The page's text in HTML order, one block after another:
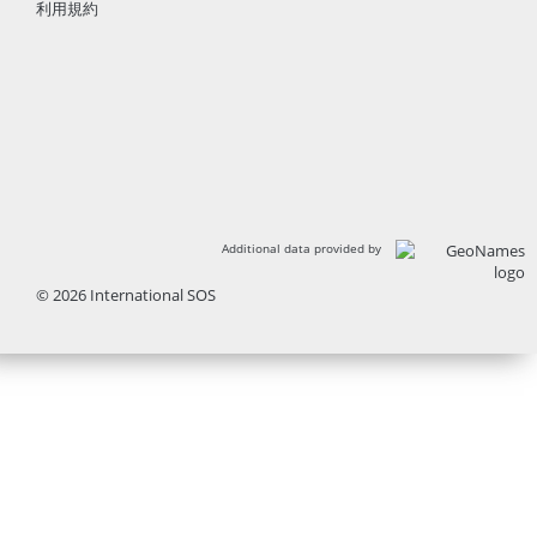
利用規約
Additional data provided by
© 2026 International SOS